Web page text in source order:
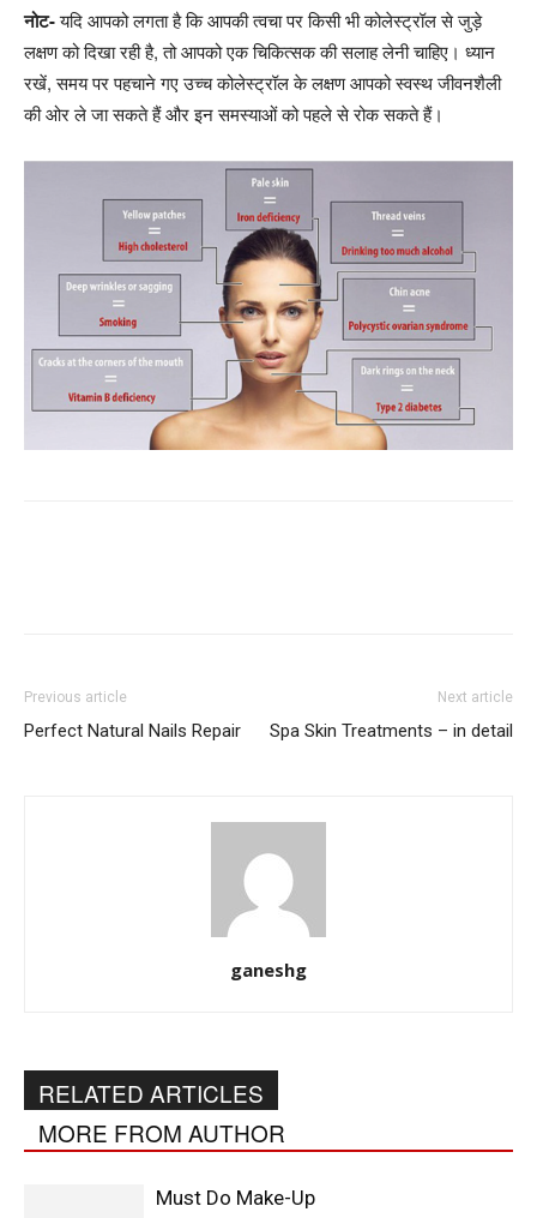
नोट-यदि आपको लगता है कि आपकी त्वचा पर किसी भी कोलेस्ट्रॉल से जुड़े
लक्षण को दिखा रही है, तो आपको एक चिकित्सक की सलाह लेनी चाहिए। ध्यान
रखें, समय पर पहचाने गए उच्च कोलेस्ट्रॉल के लक्षण आपको स्वस्थ जीवनशैली
की ओर ले जा सकते हैं और इन समस्याओं को पहले से रोक सकते हैं।
Previous article
Perfect Natural Nails Repair
Next article
Spa Skin Treatments – in detail
ganeshg
RELATED ARTICLES
MORE FROM AUTHOR
Must Do Make-Up